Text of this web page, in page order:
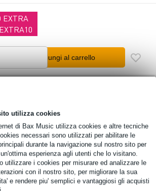
utilizza cookies
di Bax Music utilizza cookies e altre tecniche
necessari sono utilizzati per abilitare le
durante la navigazione sul nostro sito per
esperienza agli utenti che lo visitano.
utilizzare i cookies per misurare ed analizzare le
con il nostro sito, per migliorare la sua
e rendere piu' semplici e vantaggiosi gli acquisti
EXTRA
Aggiungi al carrello
23:00 = ricevi lunedì
disponibili
prodotto